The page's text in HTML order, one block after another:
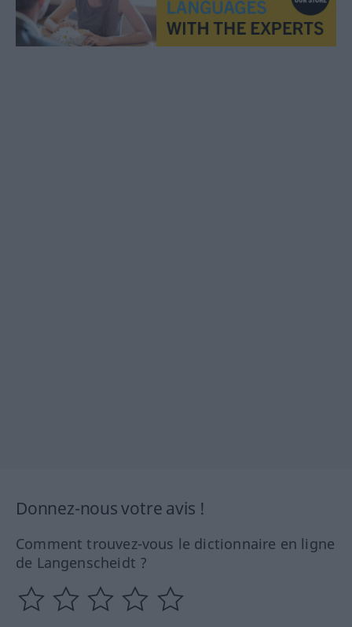
Donnez-nous votre avis !
Comment trouvez-vous le dictionnaire en ligne
de Langenscheidt ?